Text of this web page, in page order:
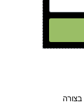
בצורה